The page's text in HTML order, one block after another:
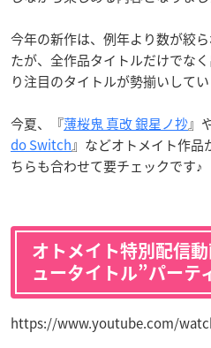
今年の新作は、例年より数が絞
たが、全作品タイトルだけでな
り注目のタイトルが勢揃いしてい
今夏、『薄桜鬼 真改 銀星ノ抄』
do Switch』などオトメイト作品
ちらも合わせて要チェックです♪
オトメイト特別配信
ュータイトル”パーテ
https://www.youtube.com/